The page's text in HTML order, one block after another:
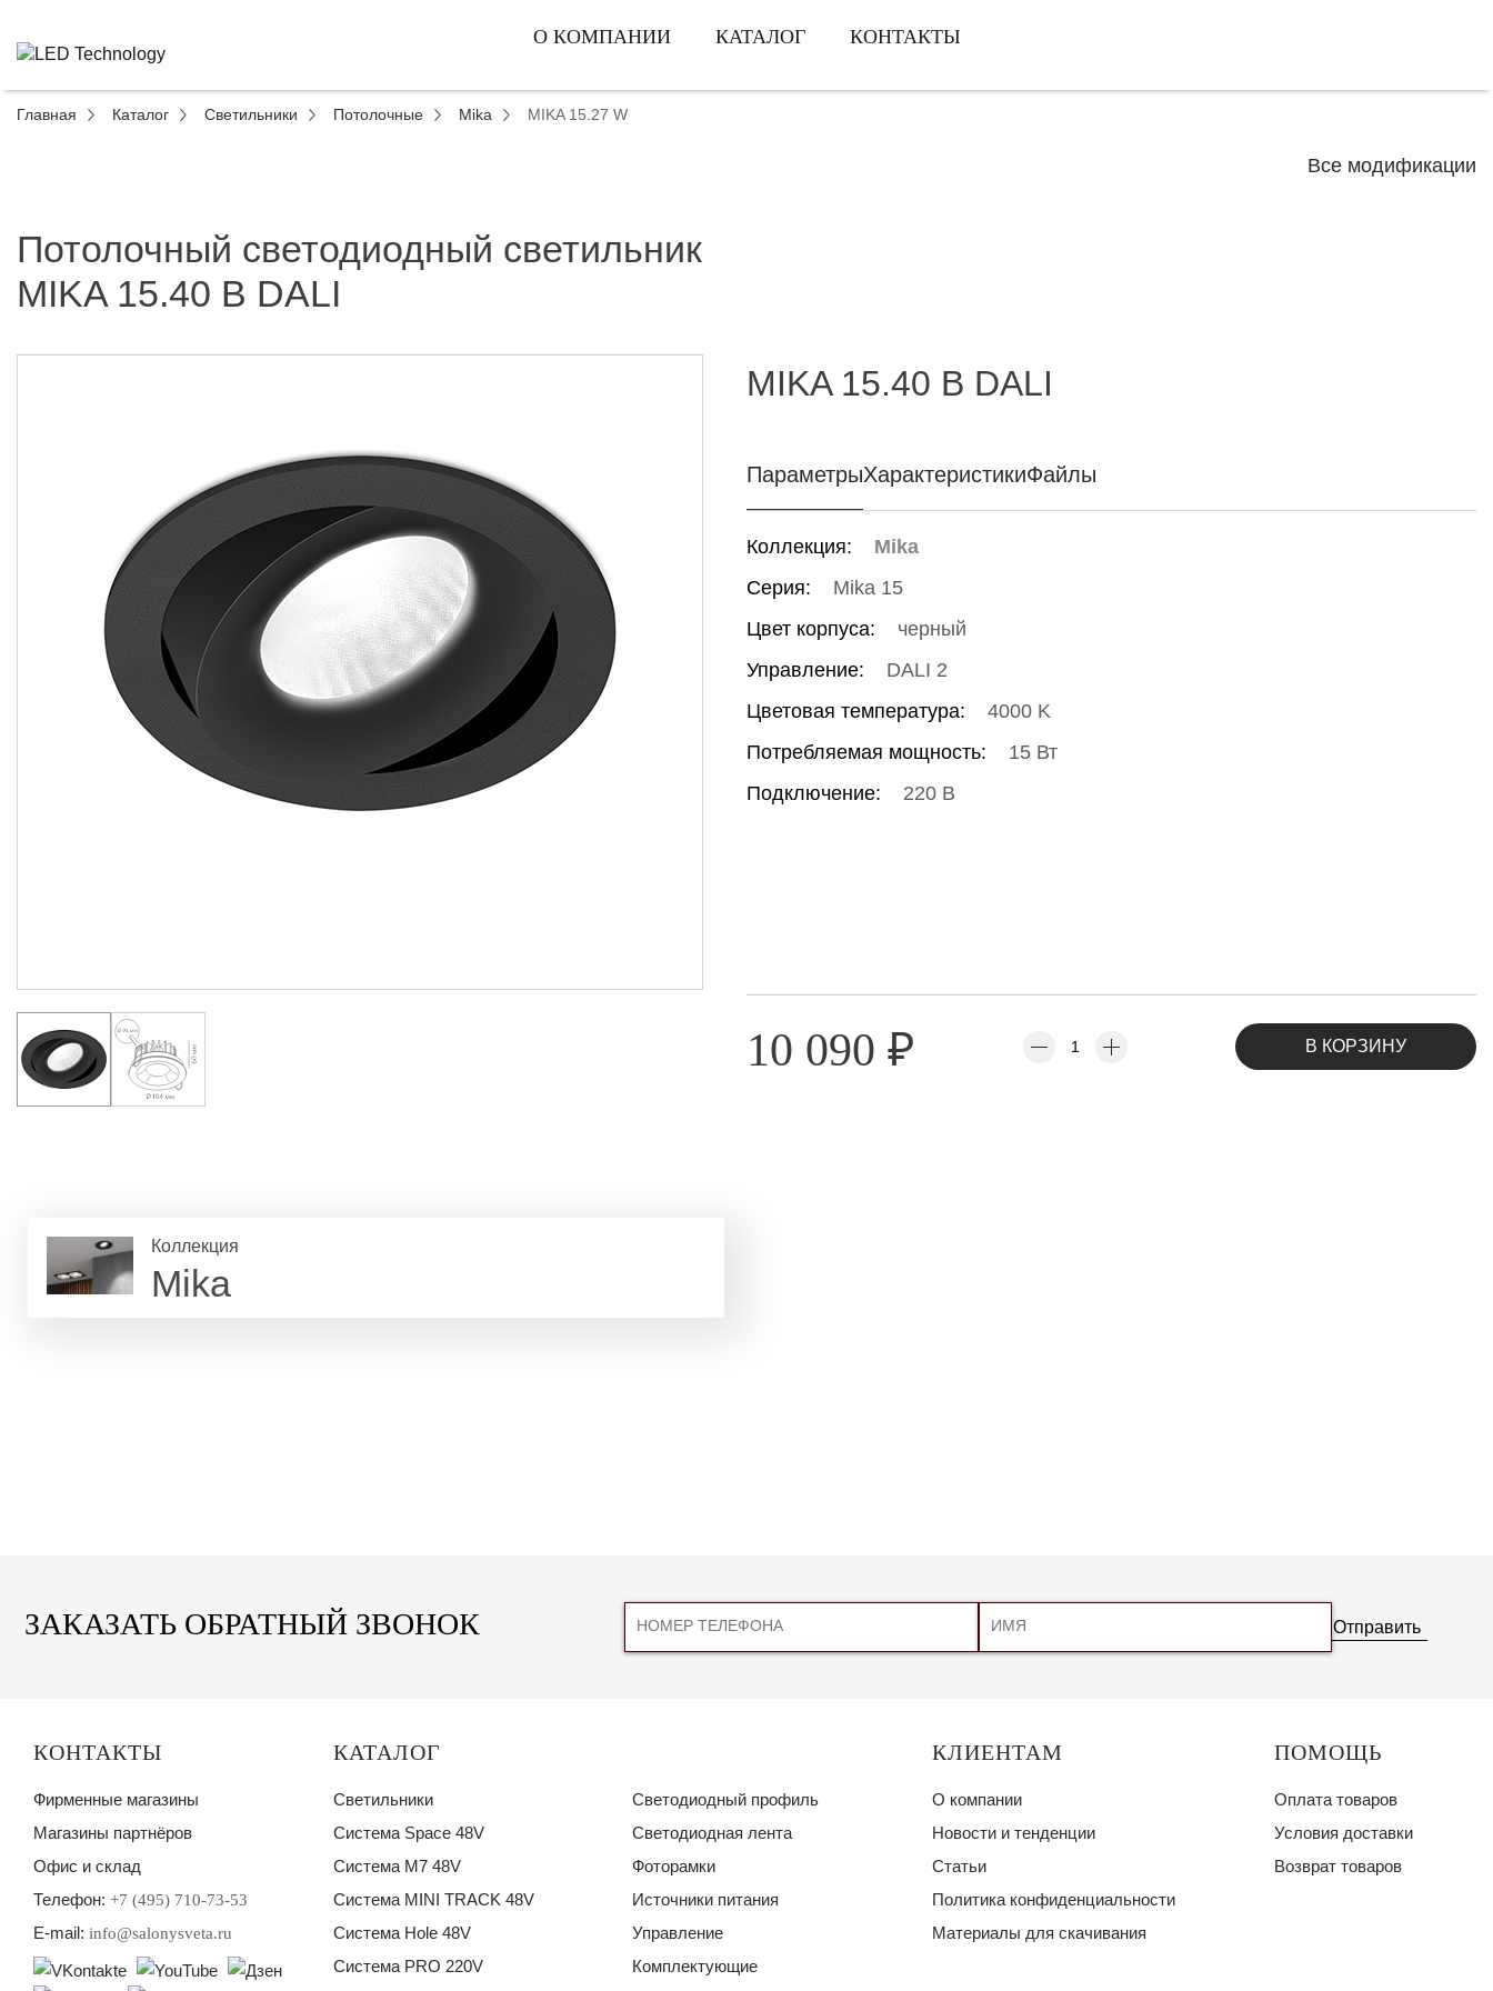
О КОМПАНИИ КАТАЛОГ КОНТАКТЫ
Главная Каталог Светильники Потолочные Mika MIKA 15.27 W
Все модификации
Потолочный светодиодный светильник
MIKA 15.40 B DALI
MIKA 15.40 B DALI
ПараметрыХарактеристикиФайлы
Коллекция:
Mika
Серия:
Mika 15
Цвет корпуса:
черный
Управление:
DALI 2
Цветовая температура:
4000 K
Потребляемая мощность:
15 Вт
Подключение:
220 В
10 090 ₽ В КОРЗИНУ
Коллекция
Mika
ЗАКАЗАТЬ ОБРАТНЫЙ ЗВОНОК Отправить
КАТАЛОГ
Светильники
Система Space 48V
Система M7 48V
Система MINI TRACK 48V
Система Hole 48V
Система PRO 220V
Светодиодный профиль
Светодиодная лента
Фоторамки
Источники питания
Управление
Комплектующие
КЛИЕНТАМ
О компании
Новости и тенденции
Статьи
Политика конфиденциальности
Материалы для скачивания
ПОМОЩЬ
Оплата товаров
Условия доставки
Возврат товаров
КОНТАКТЫ
Фирменные магазины
Магазины партнёров
Офис и склад
Телефон: +7 (495) 710-73-53
E-mail: info@salonysveta.ru